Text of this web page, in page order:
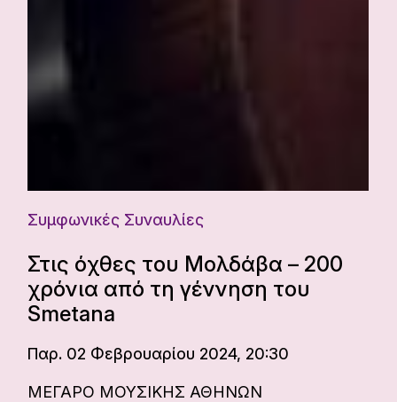
Συμφωνικές Συναυλίες
Στις όχθες του Μολδάβα – 200
χρόνια από τη γέννηση του
Smetana
Παρ. 02 Φεβρουαρίου 2024, 20:30
ΜΕΓΑΡΟ ΜΟΥΣΙΚΗΣ ΑΘΗΝΩΝ